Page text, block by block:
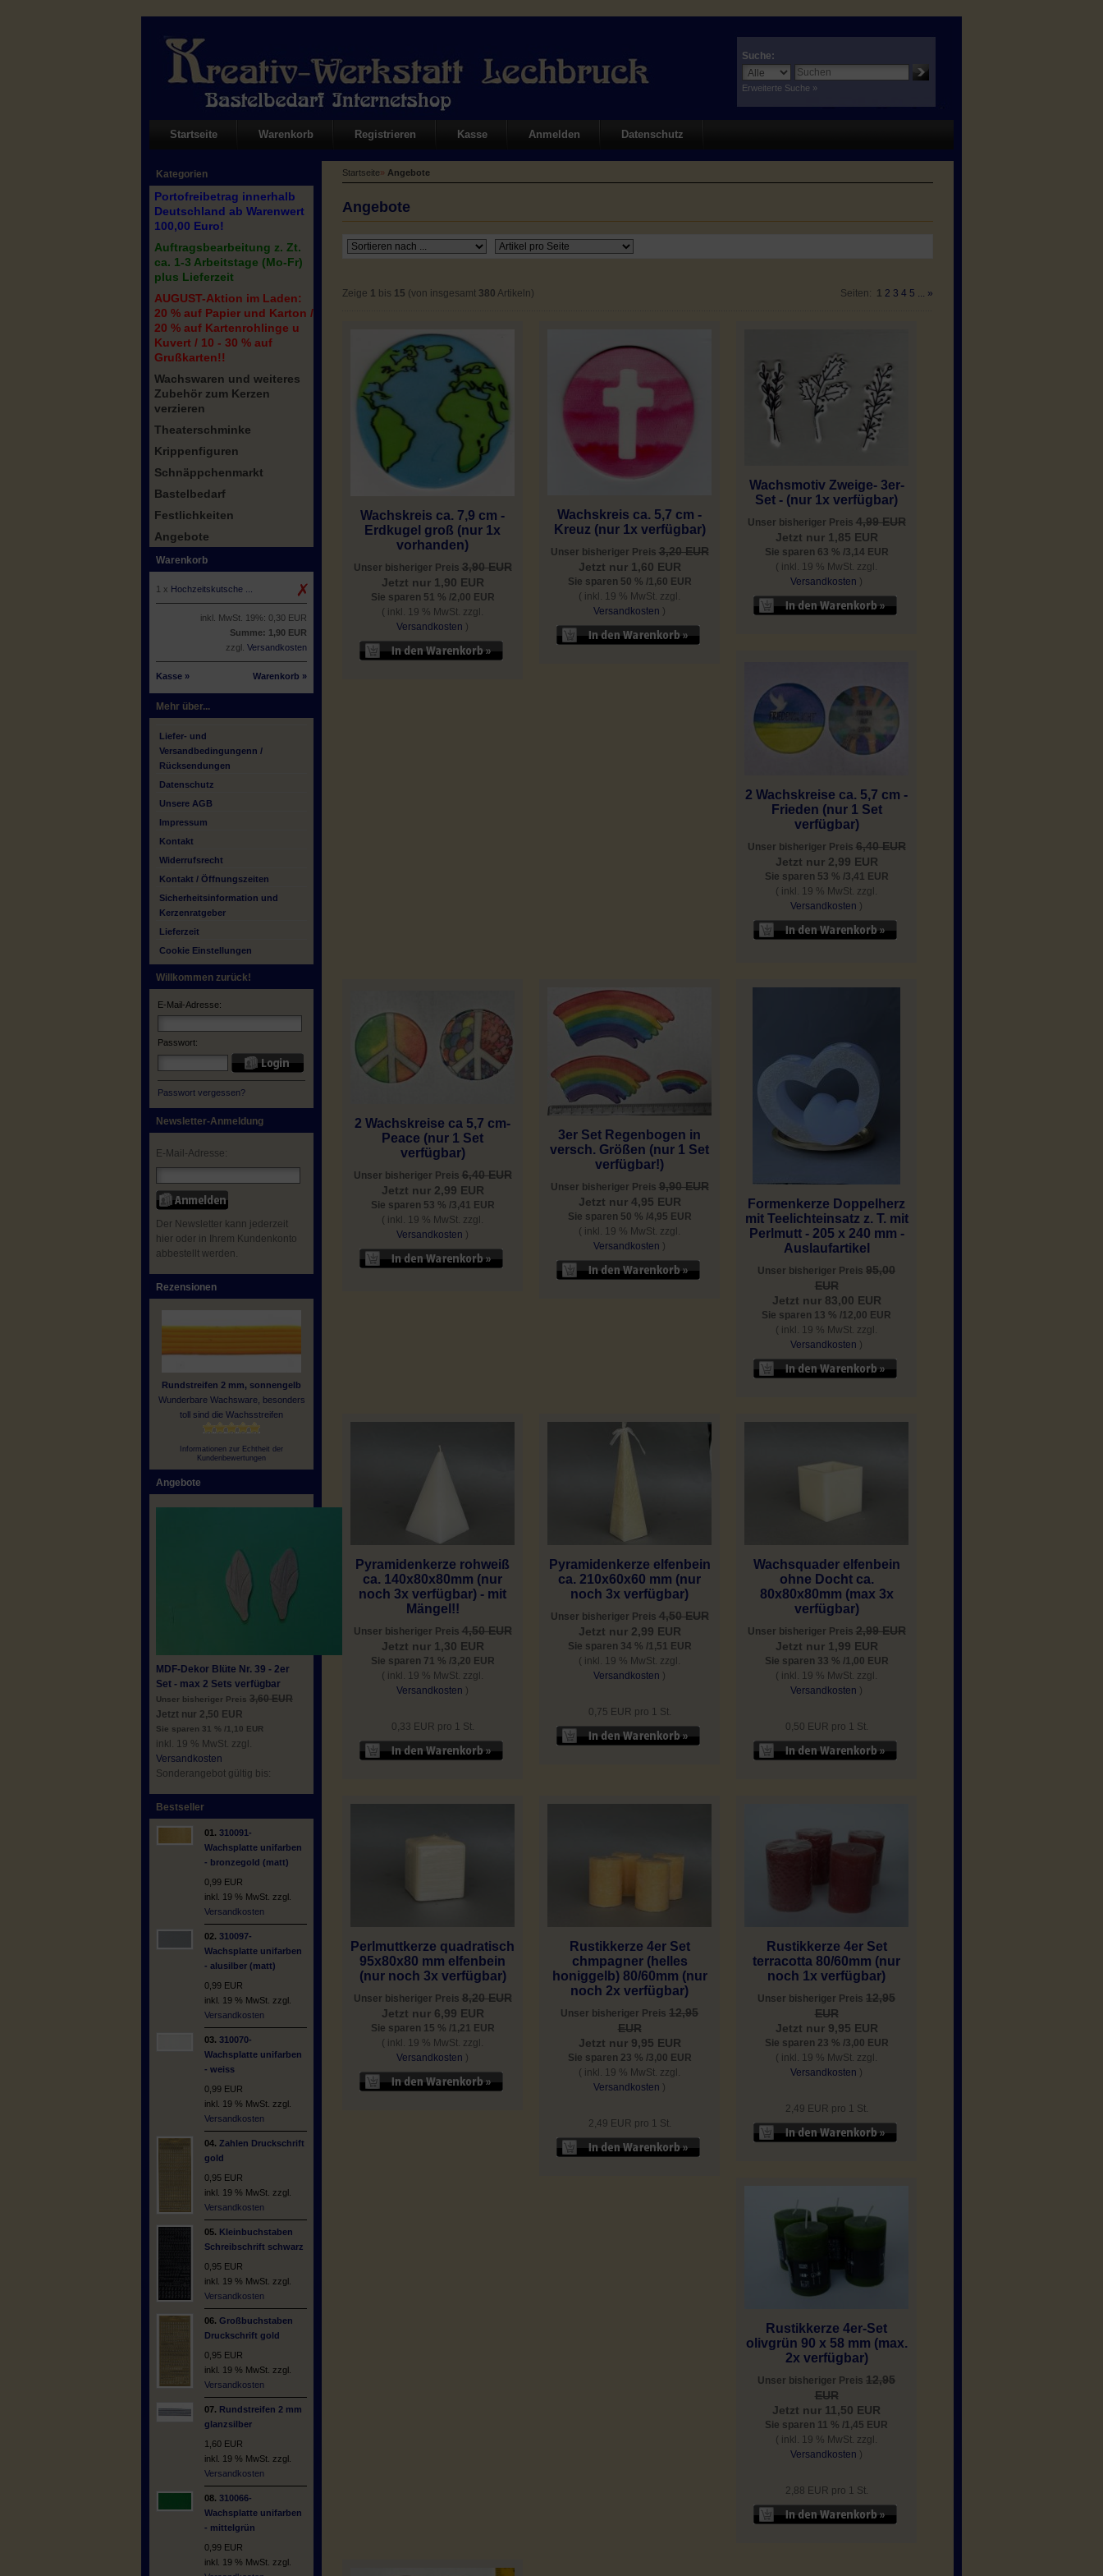
Suche:
Erweiterte Suche »
Startseite Warenkorb Registrieren Kasse Anmelden Datenschutz
Kategorien
Portofreibetrag innerhalb
Deutschland ab Warenwert
100,00 Euro!
Auftragsbearbeitung z. Zt.
ca. 1-3 Arbeitstage (Mo-Fr)
plus Lieferzeit
AUGUST-Aktion im Laden:
20 % auf Papier und Karton /
20 % auf Kartenrohlinge u
Kuvert / 10 - 30 % auf
Grußkarten!!
Wachswaren und weiteres
Zubehör zum Kerzen
verzieren
Theaterschminke
Krippenfiguren
Schnäppchenmarkt
Bastelbedarf
Festlichkeiten
Angebote
Warenkorb
1 x Hochzeitskutsche ...
inkl. MwSt. 19%: 0,30 EUR
Summe: 1,90 EUR
zzgl. Versandkosten
Kasse » Warenkorb »
Mehr über...
Liefer- und
Versandbedingungenn /
Rücksendungen
Datenschutz
Unsere AGB
Impressum
Kontakt
Widerrufsrecht
Kontakt / Öffnungszeiten
Sicherheitsinformation und
Kerzenratgeber
Lieferzeit
Cookie Einstellungen
Willkommen zurück!
E-Mail-Adresse:
Passwort:
Passwort vergessen?
Newsletter-Anmeldung
E-Mail-Adresse:
Der Newsletter kann jederzeit
hier oder in Ihrem Kundenkonto
abbestellt werden.
Rezensionen
Rundstreifen 2 mm, sonnengelb
Wunderbare Wachsware, besonders
toll sind die Wachsstreifen
Informationen zur Echtheit der
Kundenbewertungen
Angebote
MDF-Dekor Blüte Nr. 39 - 2er
Set - max 2 Sets verfügbar
Unser bisheriger Preis 3,60 EUR
Jetzt nur 2,50 EUR
Sie sparen 31 % /1,10 EUR
inkl. 19 % MwSt. zzgl.
Versandkosten
Sonderangebot gültig bis:
Bestseller
01. 310091-
Wachsplatte unifarben
- bronzegold (matt)
0,99 EUR
inkl. 19 % MwSt. zzgl.
Versandkosten
02. 310097-
Wachsplatte unifarben
- alusilber (matt)
0,99 EUR
inkl. 19 % MwSt. zzgl.
Versandkosten
03. 310070-
Wachsplatte unifarben
- weiss
0,99 EUR
inkl. 19 % MwSt. zzgl.
Versandkosten
04. Zahlen Druckschrift
gold
0,95 EUR
inkl. 19 % MwSt. zzgl.
Versandkosten
05. Kleinbuchstaben
Schreibschrift schwarz
0,95 EUR
inkl. 19 % MwSt. zzgl.
Versandkosten
06. Großbuchstaben
Druckschrift gold
0,95 EUR
inkl. 19 % MwSt. zzgl.
Versandkosten
07. Rundstreifen 2 mm
glanzsilber
1,60 EUR
inkl. 19 % MwSt. zzgl.
Versandkosten
08. 310066-
Wachsplatte unifarben
- mittelgrün
0,99 EUR
inkl. 19 % MwSt. zzgl.
Startseite» Angebote
Angebote
Zeige 1 bis 15 (von insgesamt 380 Artikeln) Seiten: 1 2 3 4 5 ... »
Wachskreis ca. 7,9 cm -
Erdkugel groß (nur 1x
vorhanden)
Unser bisheriger Preis 3,90 EUR
Jetzt nur 1,90 EUR
Sie sparen 51 % /2,00 EUR
( inkl. 19 % MwSt. zzgl.
Versandkosten )
Wachskreis ca. 5,7 cm -
Kreuz (nur 1x verfügbar)
Unser bisheriger Preis 3,20 EUR
Jetzt nur 1,60 EUR
Sie sparen 50 % /1,60 EUR
( inkl. 19 % MwSt. zzgl.
Versandkosten )
Wachsmotiv Zweige- 3er-
Set - (nur 1x verfügbar)
Unser bisheriger Preis 4,99 EUR
Jetzt nur 1,85 EUR
Sie sparen 63 % /3,14 EUR
( inkl. 19 % MwSt. zzgl.
Versandkosten )
2 Wachskreise ca. 5,7 cm -
Frieden (nur 1 Set
verfügbar)
Unser bisheriger Preis 6,40 EUR
Jetzt nur 2,99 EUR
Sie sparen 53 % /3,41 EUR
( inkl. 19 % MwSt. zzgl.
Versandkosten )
2 Wachskreise ca 5,7 cm-
Peace (nur 1 Set
verfügbar)
Unser bisheriger Preis 6,40 EUR
Jetzt nur 2,99 EUR
Sie sparen 53 % /3,41 EUR
( inkl. 19 % MwSt. zzgl.
Versandkosten )
3er Set Regenbogen in
versch. Größen (nur 1 Set
verfügbar!)
Unser bisheriger Preis 9,90 EUR
Jetzt nur 4,95 EUR
Sie sparen 50 % /4,95 EUR
( inkl. 19 % MwSt. zzgl.
Versandkosten )
Formenkerze Doppelherz
mit Teelichteinsatz z. T. mit
Perlmutt - 205 x 240 mm -
Auslaufartikel
Unser bisheriger Preis 95,00
EUR
Jetzt nur 83,00 EUR
Sie sparen 13 % /12,00 EUR
( inkl. 19 % MwSt. zzgl.
Versandkosten )
Pyramidenkerze rohweiß
ca. 140x80x80mm (nur
noch 3x verfügbar) - mit
Mängel!!
Unser bisheriger Preis 4,50 EUR
Jetzt nur 1,30 EUR
Sie sparen 71 % /3,20 EUR
( inkl. 19 % MwSt. zzgl.
Versandkosten )
0,33 EUR pro 1 St.
Pyramidenkerze elfenbein
ca. 210x60x60 mm (nur
noch 3x verfügbar)
Unser bisheriger Preis 4,50 EUR
Jetzt nur 2,99 EUR
Sie sparen 34 % /1,51 EUR
( inkl. 19 % MwSt. zzgl.
Versandkosten )
0,75 EUR pro 1 St.
Wachsquader elfenbein
ohne Docht ca.
80x80x80mm (max 3x
verfügbar)
Unser bisheriger Preis 2,99 EUR
Jetzt nur 1,99 EUR
Sie sparen 33 % /1,00 EUR
( inkl. 19 % MwSt. zzgl.
Versandkosten )
0,50 EUR pro 1 St.
Perlmuttkerze quadratisch
95x80x80 mm elfenbein
(nur noch 3x verfügbar)
Unser bisheriger Preis 8,20 EUR
Jetzt nur 6,99 EUR
Sie sparen 15 % /1,21 EUR
( inkl. 19 % MwSt. zzgl.
Versandkosten )
Rustikkerze 4er Set
chmpagner (helles
honiggelb) 80/60mm (nur
noch 2x verfügbar)
Unser bisheriger Preis 12,95
EUR
Jetzt nur 9,95 EUR
Sie sparen 23 % /3,00 EUR
( inkl. 19 % MwSt. zzgl.
Versandkosten )
2,49 EUR pro 1 St.
Rustikkerze 4er Set
terracotta 80/60mm (nur
noch 1x verfügbar)
Unser bisheriger Preis 12,95
EUR
Jetzt nur 9,95 EUR
Sie sparen 23 % /3,00 EUR
( inkl. 19 % MwSt. zzgl.
Versandkosten )
2,49 EUR pro 1 St.
Rustikkerze 4er-Set
olivgrün 90 x 58 mm (max.
2x verfügbar)
Unser bisheriger Preis 12,95
EUR
Jetzt nur 11,50 EUR
Sie sparen 11 % /1,45 EUR
( inkl. 19 % MwSt. zzgl.
Versandkosten )
2,88 EUR pro 1 St.